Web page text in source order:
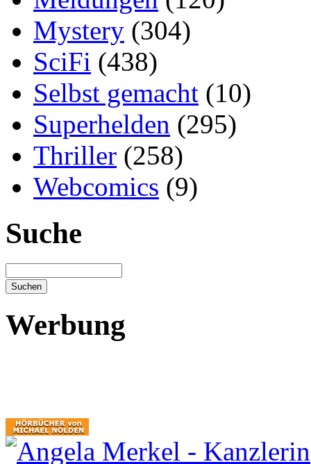
Mystery (304)
SciFi (438)
Selbst gemacht (10)
Superhelden (295)
Thriller (258)
Webcomics (9)
Suche
Werbung